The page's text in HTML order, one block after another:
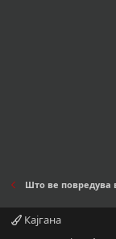
Што ве повредува
Кајгана